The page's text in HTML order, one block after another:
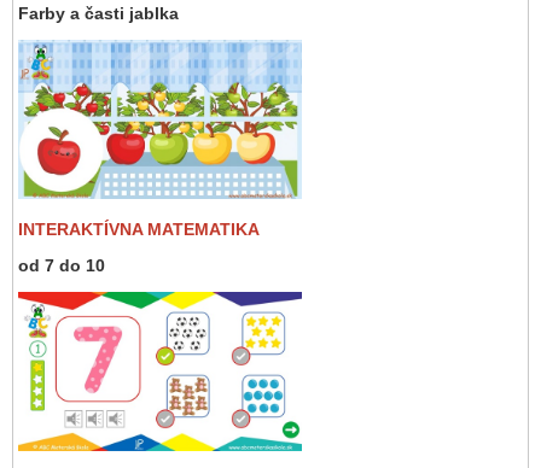
Farby a časti jablka
INTERAKTÍVNA MATEMATIKA
od 7 do 10